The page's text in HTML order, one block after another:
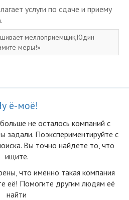
услуги по сдаче и приему
меллоприемщик,Юдин
меры!
ё-моё!
не осталоcь компаний с
задали. Поэкспериментируйте с
Вы точно найдете то, что
ищите.
что именно такая компания
её! Помогите другим людям её
найти